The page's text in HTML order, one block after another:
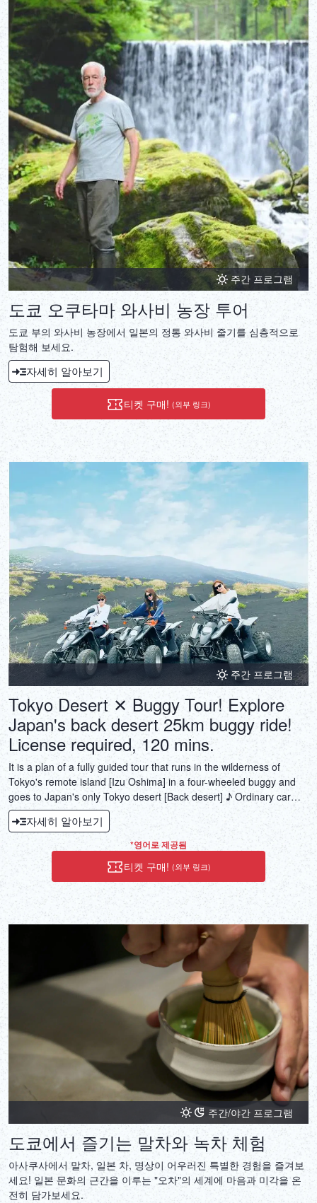
주간 프로그램
도쿄 오쿠타마 와사비 농장 투어
도쿄 부의 와사비 농장에서 일본의 정통 와사비 줄기를 심층적으로
탐험해 보세요.
자세히 알아보기
티켓 구매! (외부 링크)
주간 프로그램
Tokyo Desert ✕ Buggy Tour! Explore
Japan's back desert 25km buggy ride!
License required, 120 mins.
It is a plan of a fully guided tour that runs in the wilderness of
Tokyo's remote island [Izu Oshima] in a four-wheeled buggy and
goes to Japan's only Tokyo desert [Back desert] ♪ Ordinary car
license is required.
자세히 알아보기
*영어로 제공됨
티켓 구매! (외부 링크)
주간/야간 프로그램
도쿄에서 즐기는 말차와 녹차 체험
아사쿠사에서 말차, 일본 차, 명상이 어우러진 특별한 경험을 즐겨보
세요! 일본 문화의 근간을 이루는 "오차"의 세계에 마음과 미각을 온
전히 담가보세요.